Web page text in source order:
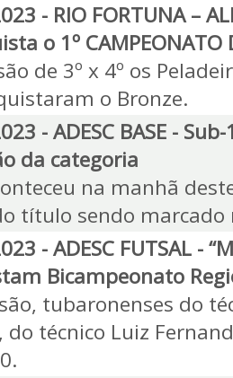
- RIO FORTUNA –
o 1º CAMPEONATO
de 3º x 4º os
o Bronze.
- ADESC BASE -
da categoria
na manhã
título sendo
- ADESC FUTSAL -
Bicampeonato
tubaronenses do
do técnico Luiz